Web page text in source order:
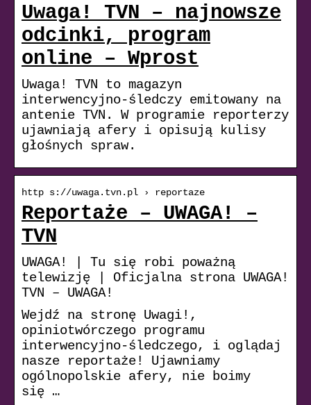
Uwaga! TVN – najnowsze
odcinki, program
online – Wprost
Uwaga! TVN to magazyn
interwencyjno-śledczy emitowany na
antenie TVN. W programie reporterzy
ujawniają afery i opisują kulisy
głośnych spraw.
http s://uwaga.tvn.pl › reportaze
Reportaże – UWAGA! –
TVN
UWAGA! | Tu się robi poważną
telewizję | Oficjalna strona UWAGA!
TVN – UWAGA!
Wejdź na stronę Uwagi!,
opiniotwórczego programu
interwencyjno-śledczego, i oglądaj
nasze reportaże! Ujawniamy
ogólnopolskie afery, nie boimy
się …